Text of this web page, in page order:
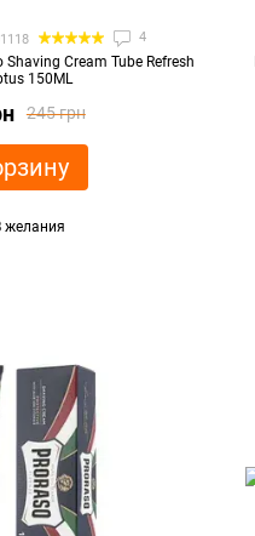
4
Cream Tube Refresh
150ML
245 грн
желания